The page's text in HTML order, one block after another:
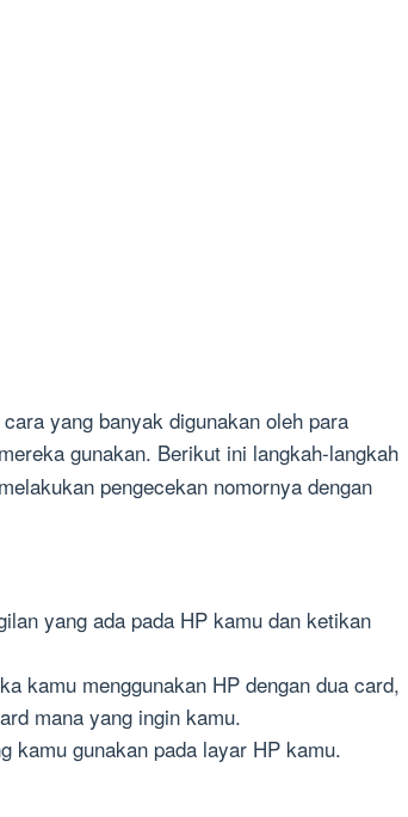
yang banyak digunakan oleh para
gunakan. Berikut ini langkah-langkah
pengecekan nomornya dengan
yang ada pada HP kamu dan ketikan
kamu menggunakan HP dengan dua card,
mana yang ingin kamu.
kamu gunakan pada layar HP kamu.